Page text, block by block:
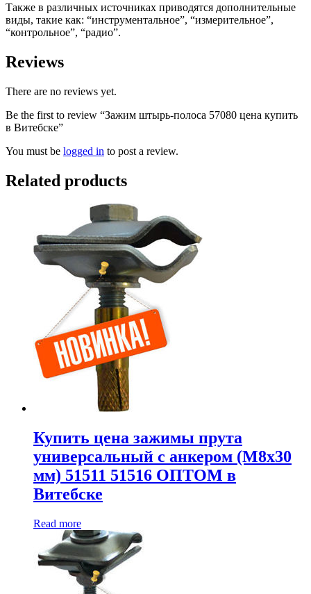
Также в различных источниках приводятся дополнительные
виды, такие как: “инструментальное”, “измерительное”,
“контрольное”, “радио”.
Reviews
There are no reviews yet.
Be the first to review “Зажим штырь-полоса 57080 цена купить
в Витебске”
You must be logged in to post a review.
Related products
Купить цена зажимы прута
универсальный с анкером (M8x30
мм) 51511 51516 ОПТОМ в
Витебске
Read more